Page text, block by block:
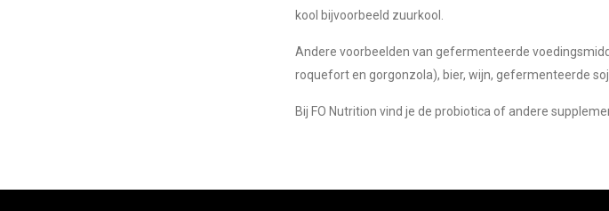
kool bijvoorbeeld zuurkool.
Andere voorbeelden van gefermenteerde
roquefort en gorgonzola), bier, wijn, gefermenteerde
Bij FO Nutrition vind je de probiotica of andere